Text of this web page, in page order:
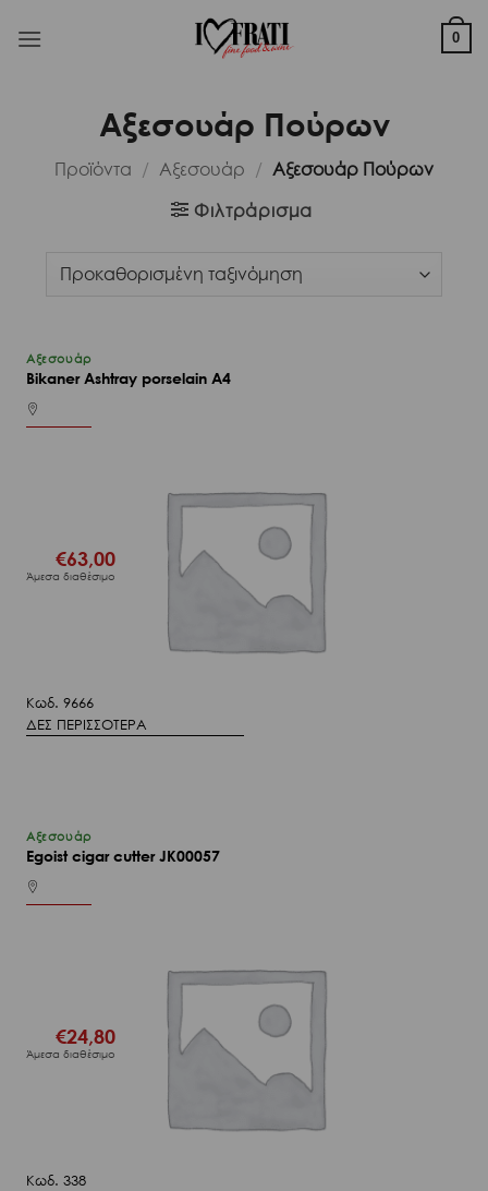
στο
0
Αξεσουάρ Πούρων
Προϊόντα / Αξεσουάρ / Αξεσουάρ Πούρων
Φιλτράρισμα
Κωδ. 9666
ΔΕΣ ΠΕΡΙΣΣΟΤΕΡΑ
Αξεσουάρ
Bikaner Ashtray porselain A4
€63,00
Άμεσα διαθέσιμο
Κωδ. 338
Αξεσουάρ
Egoist cigar cutter JK00057
€24,80
Άμεσα διαθέσιμο